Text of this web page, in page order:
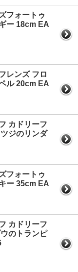
フォートゥ
ー 18cm EA
レンズ フロ
ル 20cm EA
カドリーフ
ジのリンダ
フォートゥ
ー 35cm EA
カドリーフ
のトランピ